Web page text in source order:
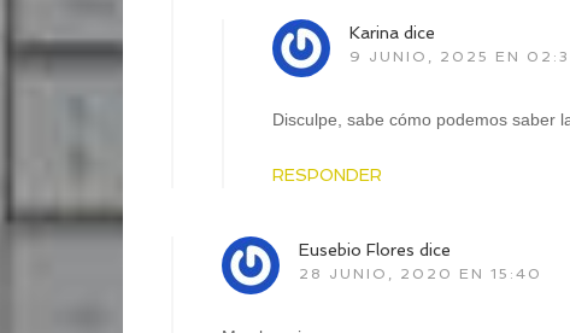
Karina dice
9 JUNIO, 2025 EN
Disculpe, sabe cómo podemos saber
RESPONDER
Eusebio Flores dice
28 JUNIO, 2020 EN 15:40